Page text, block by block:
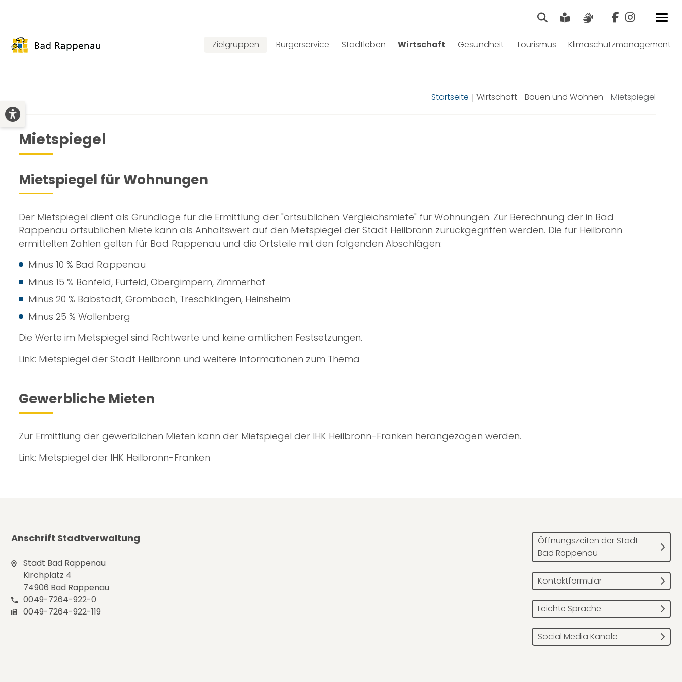
SucheLeichte Sprache
Zielgruppen Bürgerservice Stadtleben Wirtschaft Gesundheit Tourismus Klimaschutzmanagement
Startseite Wirtschaft Bauen und Wohnen Mietspiegel
Mietspiegel
Mietspiegel für Wohnungen
Der Mietspiegel dient als Grundlage für die Ermittlung der "ortsüblichen Vergleichsmiete" für Wohnungen. Zur Berechnung der in Bad
Rappenau ortsüblichen Miete kann als Anhaltswert auf den Mietspiegel der Stadt Heilbronn zurückgegriffen werden. Die für Heilbronn
ermittelten Zahlen gelten für Bad Rappenau und die Ortsteile mit den folgenden Abschlägen:
Minus 10 % Bad Rappenau
Minus 15 % Bonfeld, Fürfeld, Obergimpern, Zimmerhof
Minus 20 % Babstadt, Grombach, Treschklingen, Heinsheim
Minus 25 % Wollenberg
Die Werte im Mietspiegel sind Richtwerte und keine amtlichen Festsetzungen.
Link: Mietspiegel der Stadt Heilbronn und weitere Informationen zum Thema
Gewerbliche Mieten
Zur Ermittlung der gewerblichen Mieten kann der Mietspiegel der IHK Heilbronn-Franken herangezogen werden.
Link: Mietspiegel der IHK Heilbronn-Franken
Anschrift Stadtverwaltung
Stadt Bad Rappenau
Kirchplatz 4
74906 Bad Rappenau
0049-7264-922-0
0049-7264-922-119
Öffnungszeiten der Stadt
Bad Rappenau
Kontaktformular
Leichte Sprache
Social Media Kanäle